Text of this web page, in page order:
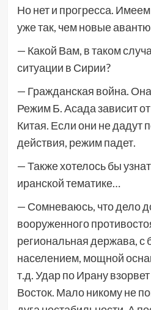
Но нет и прогресса.
уже так, чем новые
— Какой Вам, в таком
ситуации в Сирии?
— Гражданская война.
Режим Б. Асада зависит
Китая. Если они не дадут
действия, режим падет.
— Также хотелось бы
иранской тематике…
— Сомневаюсь, что дело
вооруженного
региональная держава, с
населением, мощной
т.д. Удар по Ирану
Восток. Мало никому не